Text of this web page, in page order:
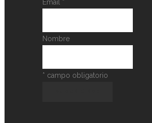
Email *
Nombre
* campo obligatorio